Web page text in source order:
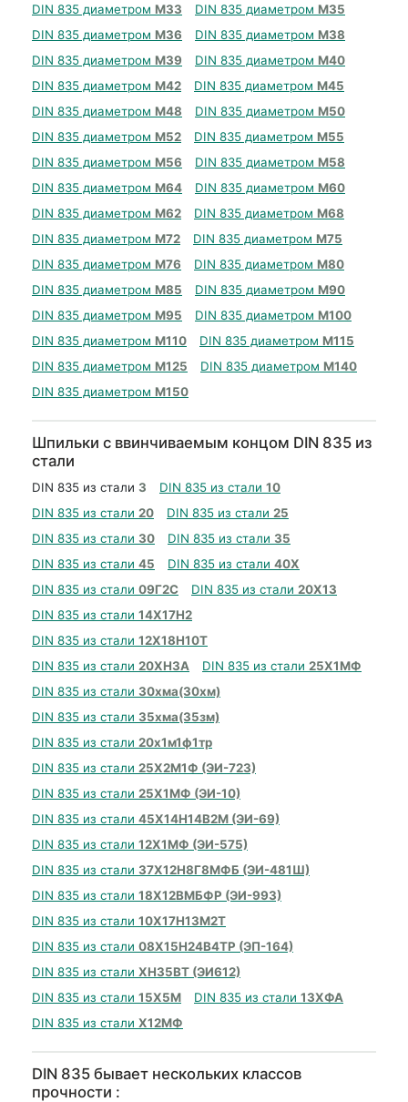
DIN 835 диаметром М33 DIN 835 диаметром М35
DIN 835 диаметром М36 DIN 835 диаметром М38
DIN 835 диаметром М39 DIN 835 диаметром М40
DIN 835 диаметром М42 DIN 835 диаметром М45
DIN 835 диаметром М48 DIN 835 диаметром М50
DIN 835 диаметром М52 DIN 835 диаметром М55
DIN 835 диаметром М56 DIN 835 диаметром М58
DIN 835 диаметром М64 DIN 835 диаметром М60
DIN 835 диаметром М62 DIN 835 диаметром М68
DIN 835 диаметром М72 DIN 835 диаметром М75
DIN 835 диаметром М76 DIN 835 диаметром М80
DIN 835 диаметром М85 DIN 835 диаметром М90
DIN 835 диаметром М95 DIN 835 диаметром М100
DIN 835 диаметром М110 DIN 835 диаметром М115
DIN 835 диаметром М125 DIN 835 диаметром М140
DIN 835 диаметром М150
Шпильки с ввинчиваемым концом DIN 835 из
стали
DIN 835 из стали 3 DIN 835 из стали 10
DIN 835 из стали 20 DIN 835 из стали 25
DIN 835 из стали 30 DIN 835 из стали 35
DIN 835 из стали 45 DIN 835 из стали 40Х
DIN 835 из стали 09Г2С DIN 835 из стали 20Х13
DIN 835 из стали 14Х17Н2
DIN 835 из стали 12Х18Н10Т
DIN 835 из стали 20ХН3А DIN 835 из стали 25Х1МФ
DIN 835 из стали 30хма(30хм)
DIN 835 из стали 35хма(35зм)
DIN 835 из стали 20х1м1ф1тр
DIN 835 из стали 25Х2М1Ф (ЭИ-723)
DIN 835 из стали 25Х1МФ (ЭИ-10)
DIN 835 из стали 45Х14Н14В2М (ЭИ-69)
DIN 835 из стали 12Х1МФ (ЭИ-575)
DIN 835 из стали 37Х12Н8Г8МФБ (ЭИ-481Ш)
DIN 835 из стали 18Х12ВМБФР (ЭИ-993)
DIN 835 из стали 10Х17Н13М2Т
DIN 835 из стали 08Х15Н24В4ТР (ЭП-164)
DIN 835 из стали ХН35ВТ (ЭИ612)
DIN 835 из стали 15Х5М DIN 835 из стали 13ХФА
DIN 835 из стали Х12МФ
DIN 835 бывает нескольких классов
прочности :